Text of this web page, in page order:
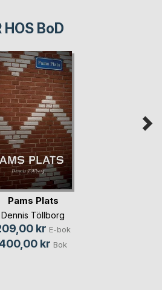
HOS BoD
Pams Plats
Dennis Töllborg
kr E-bok
kr Bok